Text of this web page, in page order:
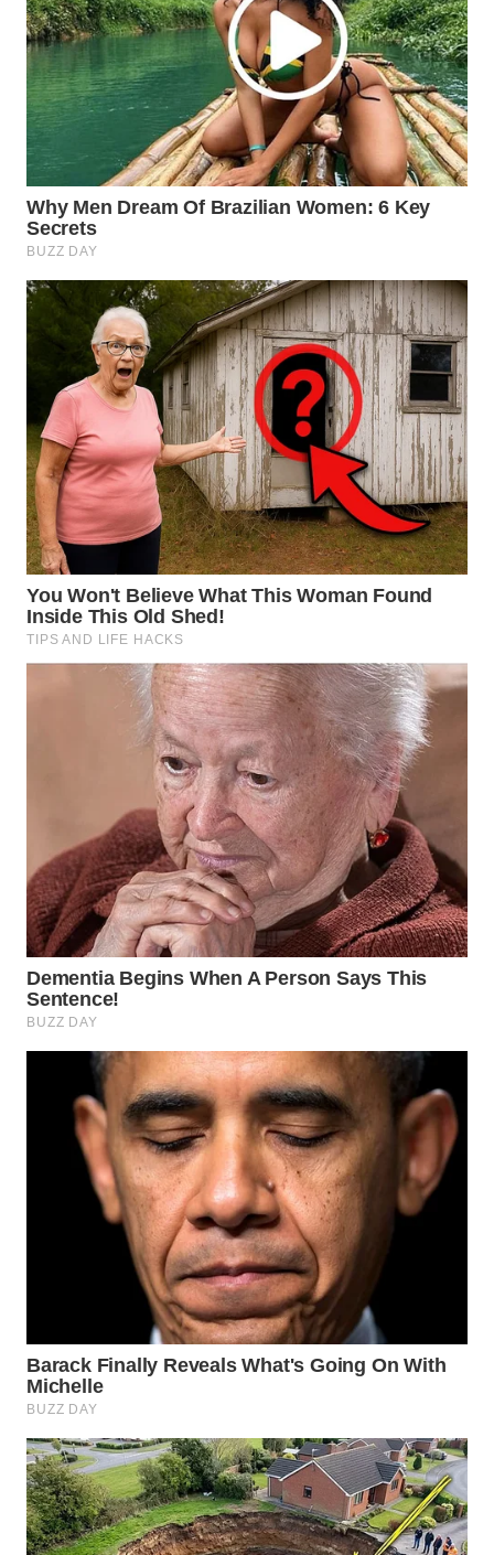
LABUHANBATU
WN
TAPANULI
TENGAH
WN DELI
SERDANG
WN
TEBING
TINGGI
WN
PAKPAK
WN
KARAWANG
WN
BEKASI
WN
BOGOR
WN
SAMOSIR
WN
PADANG
LAWAS
WN
SUMEDANG
WN
CIANJUR
WN
BINJAI
WN
CIREBON